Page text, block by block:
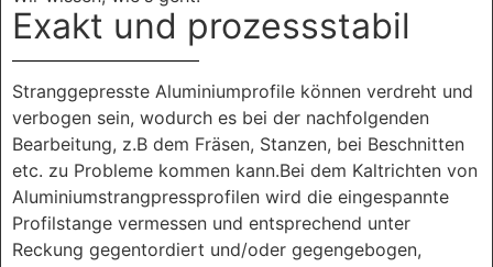
Exakt und prozessstabil
Stranggepresste Aluminiumprofile können verdreht und
verbogen sein, wodurch es bei der nachfolgenden
Bearbeitung, z.B dem Fräsen, Stanzen, bei Beschnitten
etc. zu Probleme kommen kann.Bei dem Kaltrichten von
Aluminiumstrangpressprofilen wird die eingespannte
Profilstange vermessen und entsprechend unter
Reckung gegentordiert und/oder gegengebogen,